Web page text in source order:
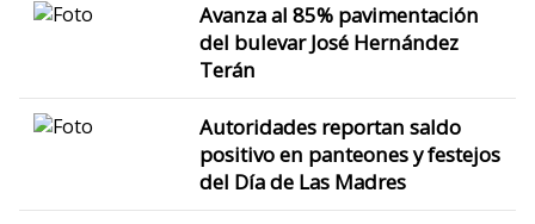
Avanza al 85% pavimentación
del bulevar José Hernández
Terán
Autoridades reportan saldo
positivo en panteones y festejos
del Día de Las Madres